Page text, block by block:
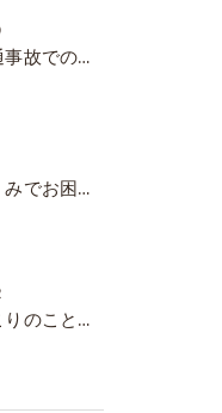
南丹市で交通事故でのむちうちや症状でお悩みの方はＳＵＮＮＹ接骨院までご連絡ください。
南丹市でむくみでお困りの方はＳＵＮＮＹ接骨院まで
南丹市で肩こりのことならSUNNY接骨院へ